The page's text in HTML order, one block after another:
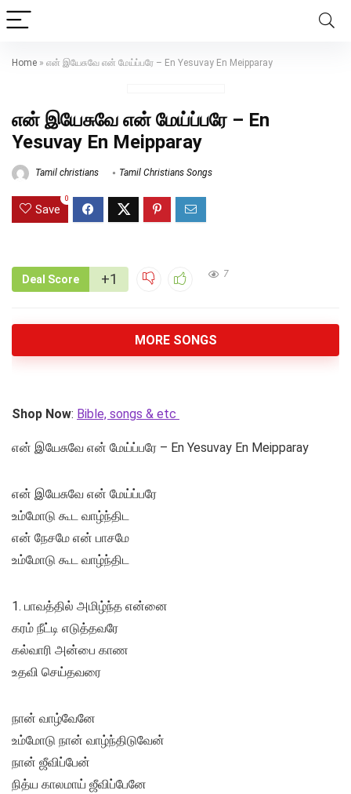
Home » என் இயேசுவே என் மேய்ப்பரே – En Yesuvay En Meipparay
என் இயேசுவே என் மேய்ப்பரே – En
Yesuvay En Meipparay
Tamil christians Tamil Christians Songs
Save
0
Deal Score +1 7
MORE SONGS
Shop Now: Bible, songs & etc
என் இயேசுவே என் மேய்ப்பரே – En Yesuvay En Meipparay
என் இயேசுவே என் மேய்ப்பரே
உம்மோடு கூட வாழ்ந்திட
என் நேசமே என் பாசமே
உம்மோடு கூட வாழ்ந்திட
1. பாவத்தில் அமிழ்ந்த என்னை
கரம் நீட்டி எடுத்தவரே
கல்வாரி அன்பை காண
உதவி செய்தவரை
நான் வாழ்வேனே
உம்மோடு நான் வாழ்ந்திடுவேன்
நான் ஜீவிப்பேன்
நித்ய காலமாய் ஜீவிப்பேனே